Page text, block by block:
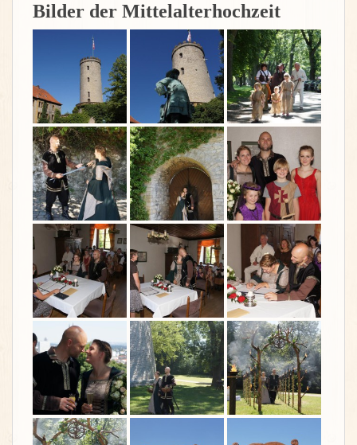
Bilder der Mittelalterhochzeit